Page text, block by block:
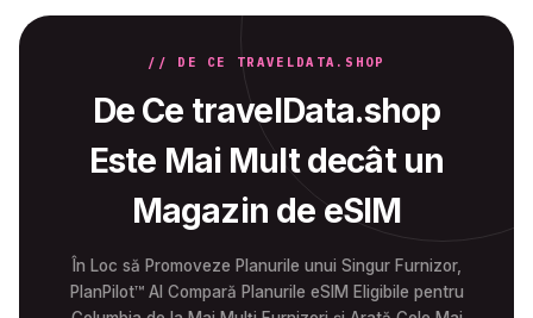
// DE CE TRAVELDATA.SHOP
De Ce travelData.shop
Este Mai Mult decât un
Magazin de eSIM
În Loc să Promoveze Planurile unui Singur Furnizor,
PlanPilot™ AI Compară Planurile eSIM Eligibile pentru